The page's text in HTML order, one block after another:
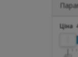
Ціна